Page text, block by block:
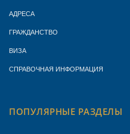
АДРЕСА
ГРАЖДАНСТВО
ВИЗА
СПРАВОЧНАЯ ИНФОРМАЦИЯ
ПОПУЛЯРНЫЕ РАЗДЕЛЫ